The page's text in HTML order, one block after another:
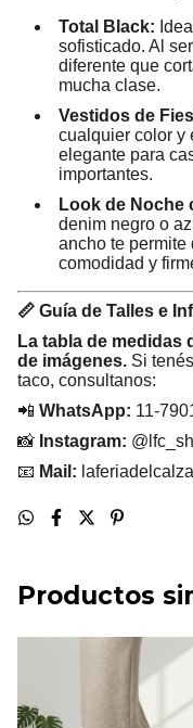
Total Black:
sofisticado. Al
diferente que
mucha clase.
Vestidos de
cualquier color y
elegante para
importantes.
Look de Noche
denim negro o
ancho te permite
comodidad y
📏 Guía de Talles e
La tabla de medidas
de imágenes. Si
taco, consultanos:
📲 WhatsApp: 11-
📸 Instagram:
📧 Mail:
Productos